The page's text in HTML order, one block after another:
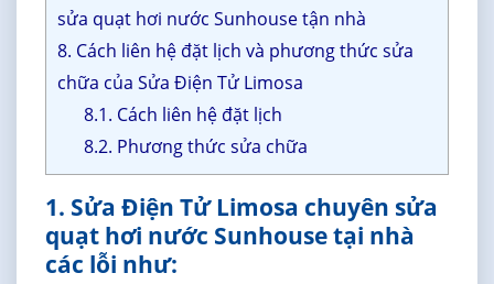
sửa quạt hơi nước Sunhouse tận nhà
8. Cách liên hệ đặt lịch và phương thức sửa
chữa của Sửa Điện Tử Limosa
8.1. Cách liên hệ đặt lịch
8.2. Phương thức sửa chữa
1. Sửa Điện Tử Limosa chuyên sửa
quạt hơi nước Sunhouse tại nhà
các lỗi như: